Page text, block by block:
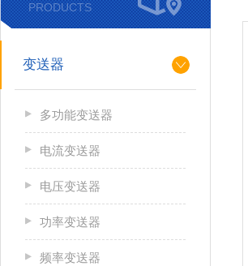
PRODUCTS
变送器
多功能变送器
电流变送器
电压变送器
功率变送器
频率变送器